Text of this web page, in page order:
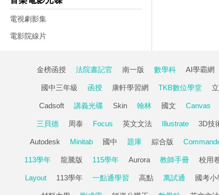
電視劇影集
電影院線片
金榜函授 法院書記官 南一版 數學科 AI學霸網
國中三年級 函授 康軒學習網 TKB數位學堂
Cadsoft 講義光碟 Skin 翰林 國文 Canvas
三貝德 周泰 Focus 英文文法 Illustrate 3D技
Autodesk Minitab 國中 題庫 綜合版
113學年 龍騰版 115學年 Aurora 教師手冊 校用
Layout 113學年 一點通學習 高點 萬試通 國考小